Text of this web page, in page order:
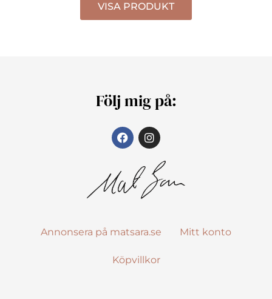
VISA PRODUKT
Följ mig på:
Annonsera på matsara.se Mitt konto
Köpvillkor